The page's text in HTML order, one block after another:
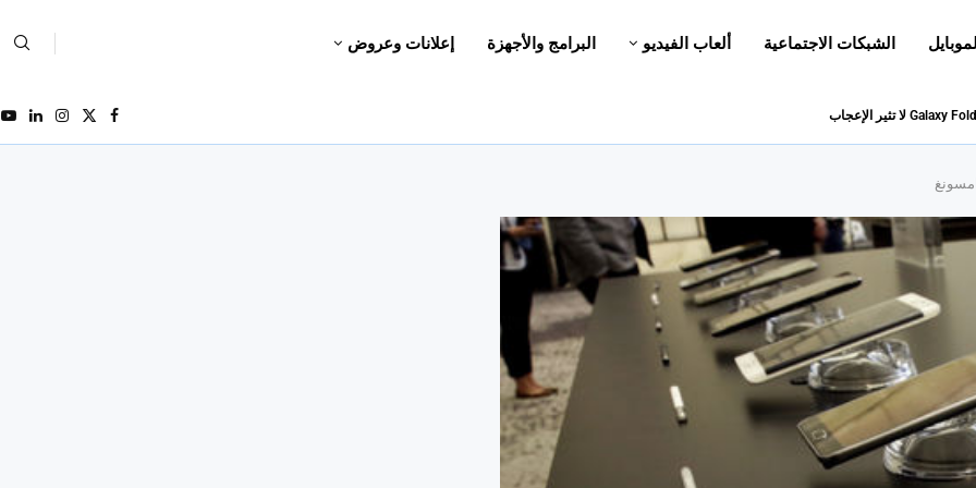
الموبايل الشبكات الاجتماعية ألعاب الفيديو البرامج والأجهزة إعلانات وعروض